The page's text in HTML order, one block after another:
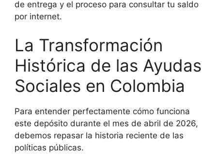
de entrega y el proceso para consultar tu saldo
por internet.
La Transformación
Histórica de las Ayudas
Sociales en Colombia
Para entender perfectamente cómo funciona
este depósito durante el mes de abril de 2026,
debemos repasar la historia reciente de las
políticas públicas.